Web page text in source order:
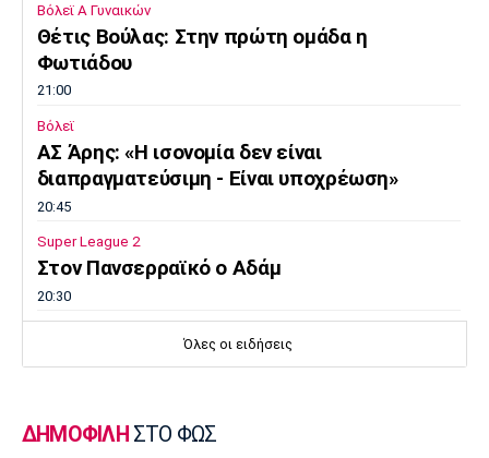
Βόλεϊ Α Γυναικών
Θέτις Βούλας: Στην πρώτη ομάδα η
Φωτιάδου
21:00
Βόλεϊ
ΑΣ Άρης: «Η ισονομία δεν είναι
διαπραγματεύσιμη - Είναι υποχρέωση»
20:45
Super League 2
Στον Πανσερραϊκό ο Αδάμ
20:30
Σ.Ε.Φ.: Παρουσίαση της νέας του μορφής
Super League 1
Όλες οι ειδήσεις
ΔΗΜΟΦΙΛΗ ΣΤΟ ΦΩΣ